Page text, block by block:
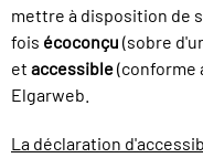
mettre à disposition de
fois écoconçu (sobre
et accessible(conforme
Elgarweb.
La déclaration